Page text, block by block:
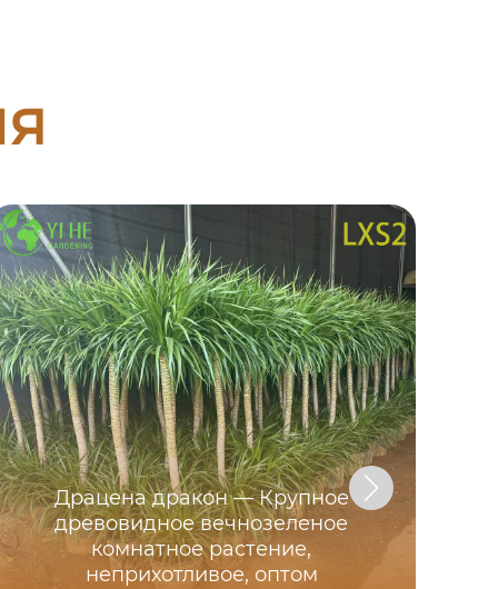
Драцена дракон — Крупное
древовидное вечнозеленое
комнатное растение,
неприхотливое, оптом